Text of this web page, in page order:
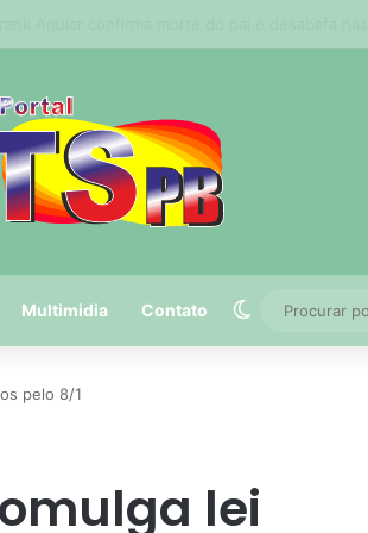
Multimidia Contato Switch skin
pelo 8/1
lei